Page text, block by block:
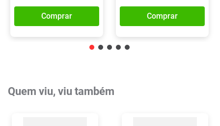
Comprar Comprar
Quem viu, viu também